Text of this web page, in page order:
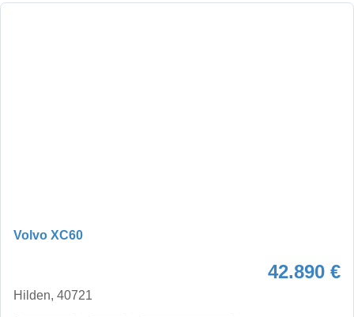
Volvo XC60
42.890 €
Hilden, 40721